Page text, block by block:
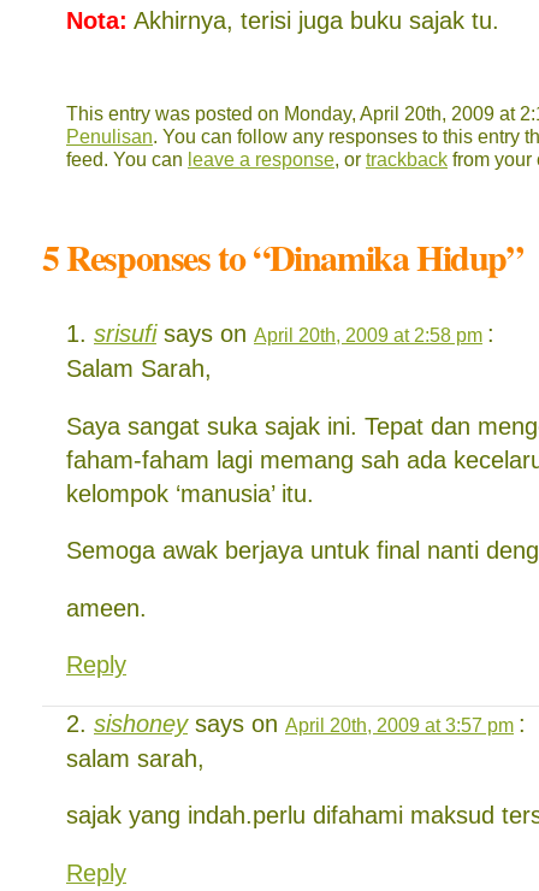
Nota: Akhirnya, terisi juga buku sajak tu.
This entry was posted on Monday, April 20th, 2009 at
Penulisan . You can follow any responses to this entry
feed. You can leave a response , or trackback from your
5 Responses to “Dinamika Hidup”
srisufisays on April 20th, 2009 at 2:58 pm :
Salam Sarah,
Saya sangat suka sajak ini. Tepat dan
faham-faham lagi memang sah ada
kelompok ‘manusia’ itu.
Semoga awak berjaya untuk final nanti
ameen.
Reply
sishoneysays on April 20th, 2009 at 3:57 pm :
salam sarah,
sajak yang indah.perlu difahami maksud
Reply